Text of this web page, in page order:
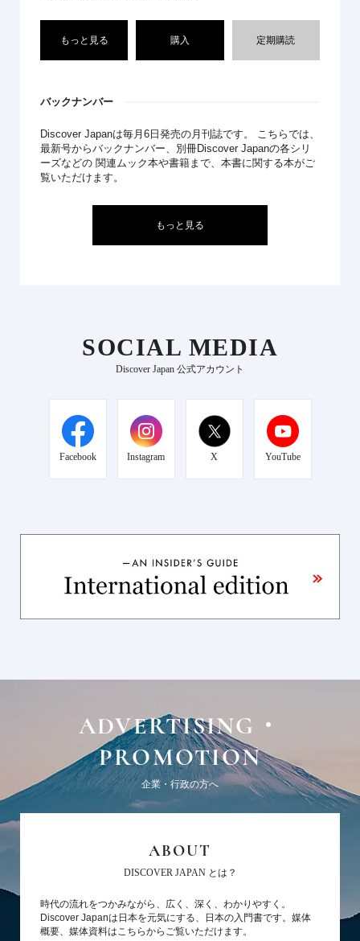
もっと見る 購入 定期購読
バックナンバー
Discover Japanは毎月6日発売の月刊誌です。 こちらでは、
最新号からバックナンバー、別冊Discover Japanの各シリ
ーズなどの 関連ムック本や書籍まで、本書に関する本がご
覧いただけます。
もっと見る
SOCIAL MEDIA
Discover Japan 公式アカウント
Facebook Instagram X YouTube
ADVERTISING・
PROMOTION
企業・行政の方へ
ABOUT
DISCOVER JAPAN とは？
時代の流れをつかみながら、広く、深く、わかりやすく。
Discover Japanは日本を元気にする、日本の入門書です。媒体
概要、媒体資料はこちらからご覧いただけます。